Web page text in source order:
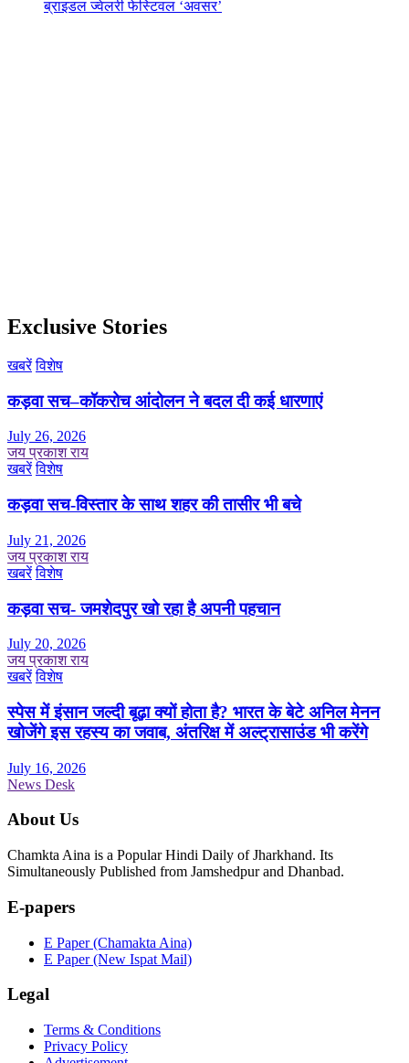
ब्राइडल ज्वेलरी फेस्टिवल ‘अवसर’
Exclusive Stories
खबरें विशेष
कड़वा सच–कॉकरोच आंदोलन ने बदल दी कई धारणाएं
July 26, 2026
जय प्रकाश राय
खबरें विशेष
कड़वा सच-विस्तार के साथ शहर की तासीर भी बचे
July 21, 2026
जय प्रकाश राय
खबरें विशेष
कड़वा सच- जमशेदपुर खो रहा है अपनी पहचान
July 20, 2026
जय प्रकाश राय
खबरें विशेष
स्पेस में इंसान जल्दी बूढ़ा क्यों होता है? भारत के बेटे अनिल मेनन
खोजेंगे इस रहस्य का जवाब, अंतरिक्ष में अल्ट्रासाउंड भी करेंगे
July 16, 2026
News Desk
About Us
Chamkta Aina is a Popular Hindi Daily of Jharkhand. Its
Simultaneously Published from Jamshedpur and Dhanbad.
E-papers
E Paper (Chamakta Aina)
E Paper (New Ispat Mail)
Legal
Terms & Conditions
Privacy Policy